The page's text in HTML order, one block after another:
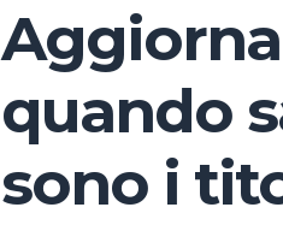
quando
sono i